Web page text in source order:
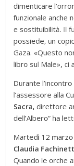
dimenticare
funzionale anche
e sostituibilità. Il
possiede, un
Gaza. «Questo
libro sul Male», ci
Durante
l’assessore alla
Sacra,direttore
dell’Albero” ha
Martedì 12
Claudia
Quando le orche